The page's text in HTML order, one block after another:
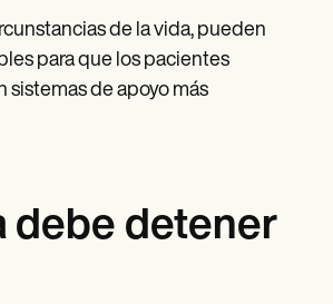
de la vida, pueden
para que los pacientes
sistemas de apoyo más
debe detener